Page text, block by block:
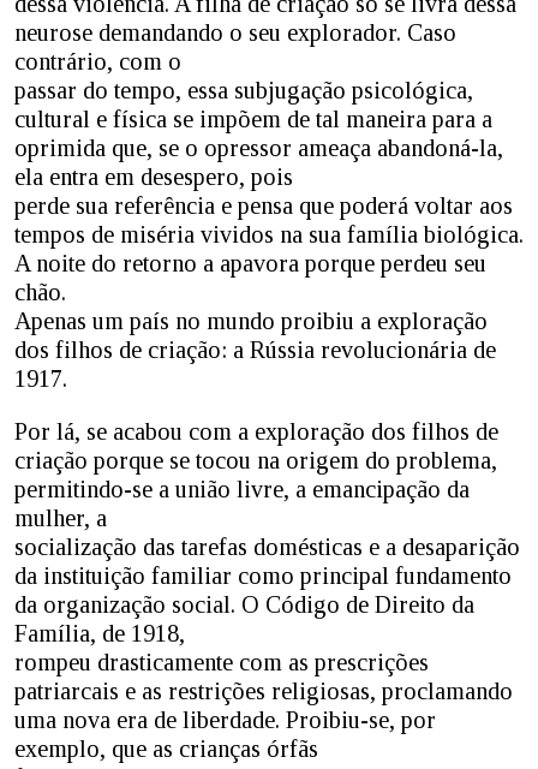
neurose demandando o seu explorador. Caso
contrário, com o
passar do tempo, essa subjugação psicológica,
cultural e física se impõem de tal maneira para a
oprimida que, se o opressor ameaça abandoná-la,
ela entra em desespero, pois
perde sua referência e pensa que poderá voltar aos
tempos de miséria vividos na sua família biológica.
A noite do retorno a apavora porque perdeu seu
chão.
Apenas um país no mundo proibiu a exploração
dos filhos de criação: a Rússia revolucionária de
1917.
Por lá, se acabou com a exploração dos filhos de
criação porque se tocou na origem do problema,
permitindo-se a união livre, a emancipação da
mulher, a
socialização das tarefas domésticas e a desaparição
da instituição familiar como principal fundamento
da organização social. O Código de Direito da
Família, de 1918,
rompeu drasticamente com as prescrições
patriarcais e as restrições religiosas, proclamando
uma nova era de liberdade. Proibiu-se, por
exemplo, que as crianças órfãs